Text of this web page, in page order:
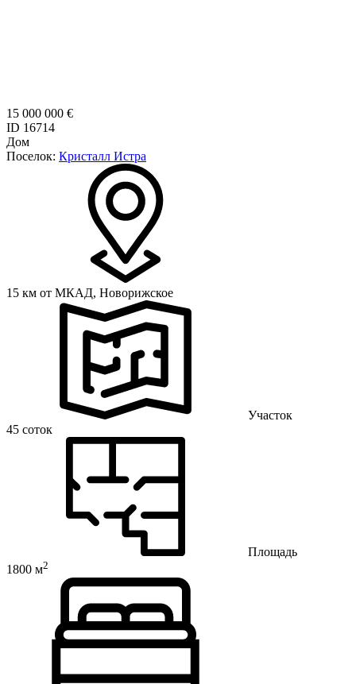
15 000 000 €
ID 16714
Дом
Поселок: Кристалл Истра
15 км от МКАД, Новорижское
Участок
45 соток
Площадь
1800 м2